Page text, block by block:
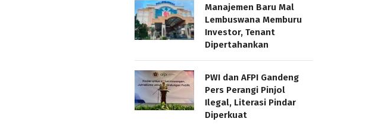
Manajemen Baru Mal
Lembuswana Memburu
Investor, Tenant
Dipertahankan
PWI dan AFPI Gandeng
Pers Perangi Pinjol
Ilegal, Literasi Pindar
Diperkuat